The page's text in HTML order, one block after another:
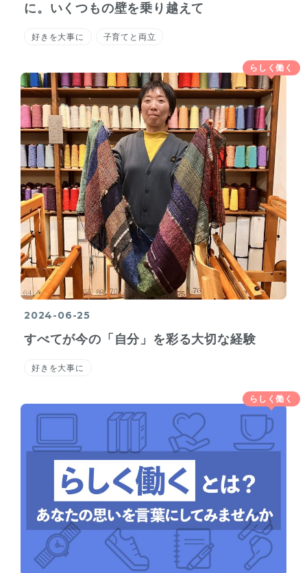
に。いくつもの壁を乗り越えて
好きを大事に 子育てと両立
2024-06-25
すべてが今の「自分」を彩る大切な経験
らしく働く
好きを大事に
らしく働く